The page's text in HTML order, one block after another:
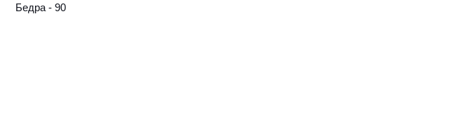
Бедра - 90